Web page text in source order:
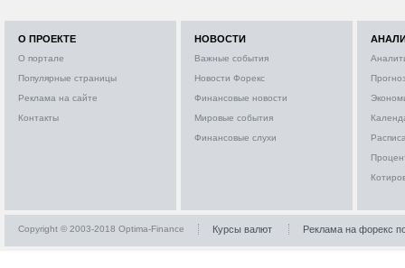
О ПРОЕКТЕ
О портале
Популярные страницы
Реклама на сайте
Контакты
НОВОСТИ
Важные события
Новости Форекс
Финансовые новости
Мировые события
Финансовые слухи
Copyright © 2003-2018 Optima-Finance Курсы валют Реклама на форекс